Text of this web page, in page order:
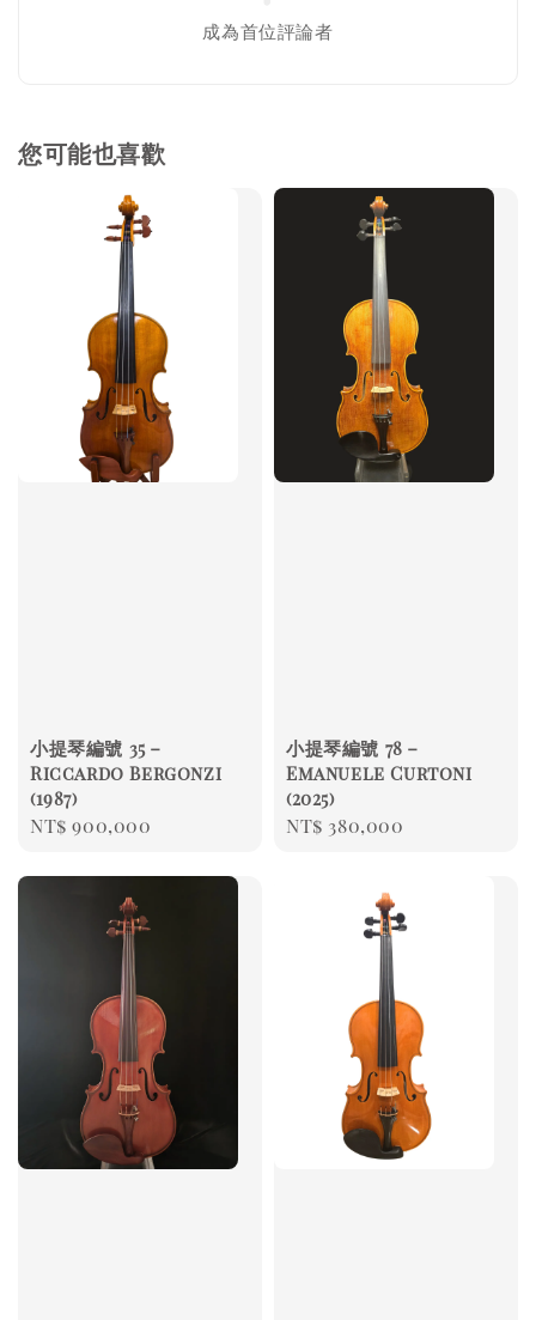
成為首位評論者
您可能也喜歡
小提琴編號 35－
Riccardo Bergonzi
(1987)
Regular
NT$ 900,000
小提琴編號 78－
Emanuele Curtoni
(2025)
Regular
NT$ 380,000